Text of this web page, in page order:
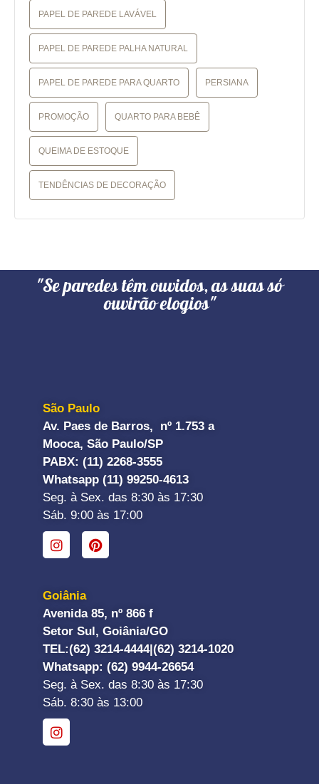
PAPEL DE PAREDE LAVÁVEL
PAPEL DE PAREDE PALHA NATURAL
PAPEL DE PAREDE PARA QUARTO PERSIANA
PROMOÇÃO QUARTO PARA BEBÊ
QUEIMA DE ESTOQUE
TENDÊNCIAS DE DECORAÇÃO
"Se paredes têm ouvidos, as suas só
ouvirão elogios"
São Paulo
Av. Paes de Barros, nº 1.753 a
Mooca, São Paulo/SP
PABX: (11) 2268-3555
Whatsapp (11) 99250-4613
Seg. à Sex. das 8:30 às 17:30
Sáb. 9:00 às 17:00
Goiânia
Avenida 85, nº 866 f
Setor Sul, Goiânia/GO
TEL:(62) 3214-4444| (62) 3214-1020
Whatsapp: (62) 9944-26654
Seg. à Sex. das 8:30 às 17:30
Sáb. 8:30 às 13:00